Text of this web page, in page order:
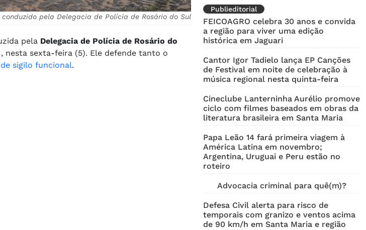
conduzido pela Delegacia de Polícia de Rosário do Sul
pela Delegacia de Polícia de Rosário do
nesta sexta-feira (5). Ele defende tanto o
sigilo funcional.
Publieditorial
FEICOAGRO celebra 30 anos e convida
a região para viver uma edição
histórica em Jaguari
Cantor Igor Tadielo lança EP Canções
de Festival em noite de celebração à
música regional nesta quinta-feira
Cineclube Lanterninha Aurélio promove
ciclo com filmes baseados em obras da
literatura brasileira em Santa Maria
Papa Leão 14 fará primeira viagem à
América Latina em novembro;
Argentina, Uruguai e Peru estão no
roteiro
Advocacia criminal para quê(m)?
Defesa Civil alerta para risco de
temporais com granizo e ventos acima
de 90 km/h em Santa Maria e região